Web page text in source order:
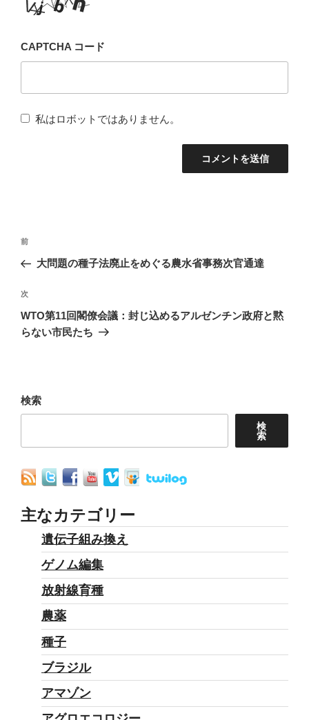
CAPTCHA コード
私はロボットではありません。
投
稿
ビ
ゲ
ー
ン
前
の
稿
前
大問題の種子法廃止をめぐる農水省事務次官通達
次
の
投
次
WTO第11回閣僚会議：封じ込めるアルゼンチン政府と黙
らない市民たち
検索
検
索
主なカテゴリー
遺伝子組み換え
ゲノム編集
放射線育種
農薬
種子
ブラジル
アマゾン